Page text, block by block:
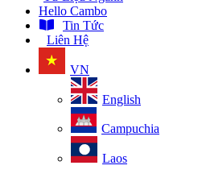
Hello Cambo
Tin Tức
Liên Hệ
VN
English
Campuchia
Laos